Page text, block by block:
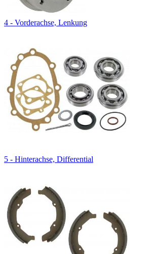
4 - Vorderachse, Lenkung
5 - Hinterachse, Differential